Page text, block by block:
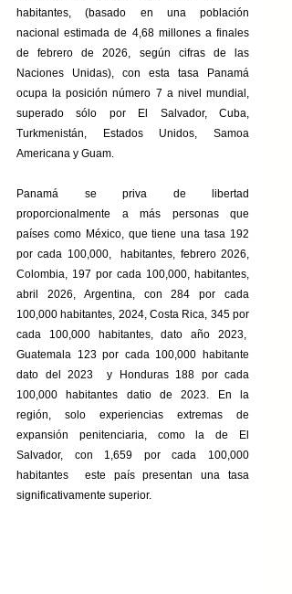
habitantes, (basado en una población
nacional estimada de 4,68 millones a finales
de febrero de 2026, según cifras de las
Naciones Unidas), con esta tasa Panamá
ocupa la posición número 7 a nivel mundial,
superado sólo por El Salvador, Cuba,
Turkmenistán, Estados Unidos, Samoa
Americana y Guam.
Panamá se priva de libertad
proporcionalmente a más personas que
países como México, que tiene una tasa 192
por cada 100,000,  habitantes, febrero 2026,
Colombia, 197 por cada 100,000, habitantes,
abril 2026, Argentina, con 284 por cada
100,000 habitantes, 2024, Costa Rica, 345 por
cada 100,000 habitantes, dato año 2023,
Guatemala 123 por cada 100,000 habitante
dato del 2023  y Honduras 188 por cada
100,000 habitantes datio de 2023. En la
región, solo experiencias extremas de
expansión penitenciaria, como la de El
Salvador, con 1,659 por cada 100,000
habitantes  este país presentan una tasa
significativamente superior.